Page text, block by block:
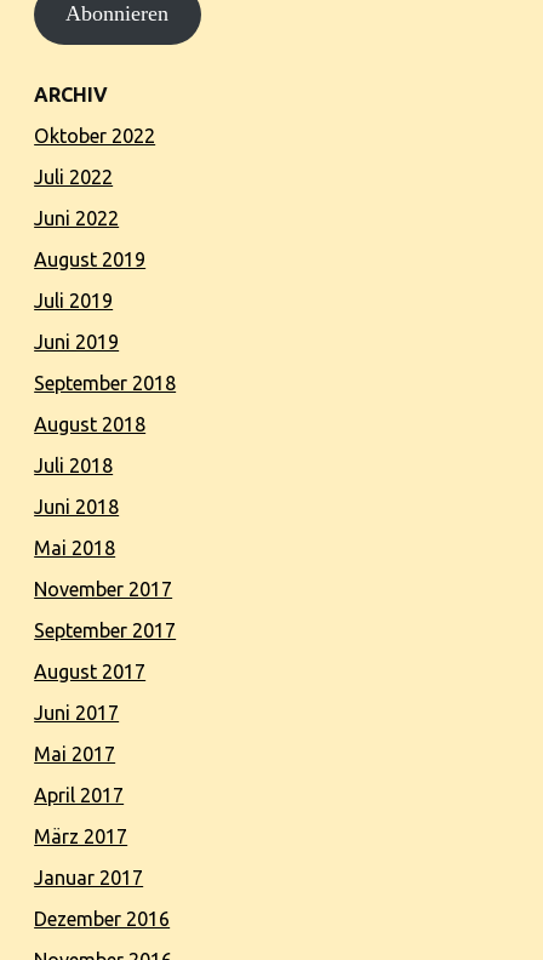
Adresse
Abonnieren
ARCHIV
Oktober 2022
Juli 2022
Juni 2022
August 2019
Juli 2019
Juni 2019
September 2018
August 2018
Juli 2018
Juni 2018
Mai 2018
November 2017
September 2017
August 2017
Juni 2017
Mai 2017
April 2017
März 2017
Januar 2017
Dezember 2016